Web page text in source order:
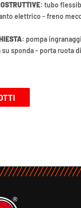
: tubo
elettrico - freno
: pompa
sponda - porta ruota